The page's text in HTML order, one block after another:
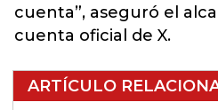
cuenta”, aseguró el
cuenta oficial de X.
ARTÍCULO